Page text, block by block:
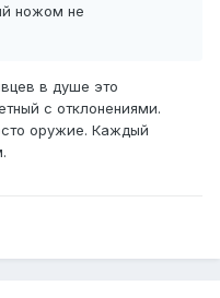
ножом не
в душе это
с отклонениями.
оружие. Каждый